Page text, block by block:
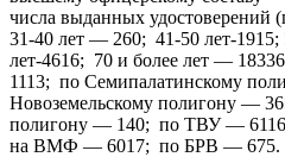
числа выданных удостоверений
31-40 лет — 260; 41-50 лет-1915;
лет-4616; 70 и более лет —
1113; по Семипалатинскому
Новоземельскому полигону —
полигону — 140; по ТВУ —
на ВМФ — 6017; по БРВ — 675.